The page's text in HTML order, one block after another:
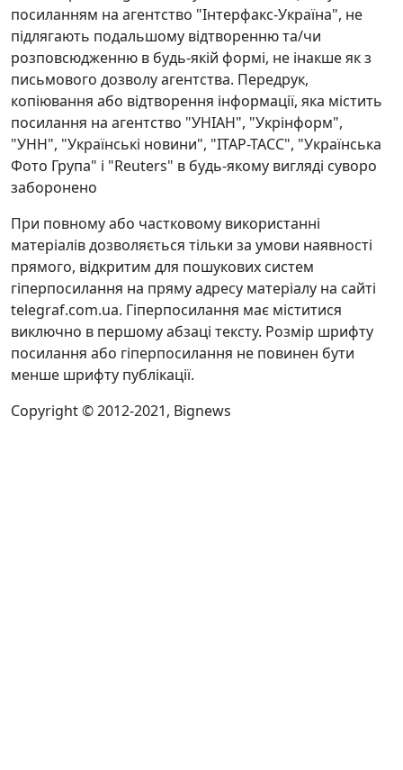
посиланням на агентство "Інтерфакс-Україна", не
підлягають подальшому відтворенню та/чи
розповсюдженню в будь-якій формі, не інакше як з
письмового дозволу агентства. Передрук,
копіювання або відтворення інформації, яка містить
посилання на агентство "УНІАН", "Укрінформ",
"УНН", "Українські новини", "ІТАР-ТАСС", "Українська
Фото Група" і "Reuters" в будь-якому вигляді суворо
заборонено
При повному або частковому використанні
матеріалів дозволяється тільки за умови наявності
прямого, відкритим для пошукових систем
гіперпосилання на пряму адресу матеріалу на сайті
telegraf.com.ua. Гіперпосилання має міститися
виключно в першому абзаці тексту. Розмір шрифту
посилання або гіперпосилання не повинен бути
менше шрифту публікації.
Copyright © 2012-2021, Bignews